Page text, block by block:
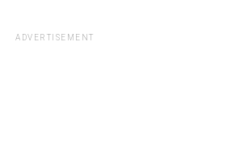
ADVERTISEMENT